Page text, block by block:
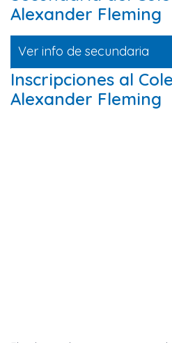
Alexander Fleming
Ver info de secundaria
Inscripciones al
Alexander Fleming